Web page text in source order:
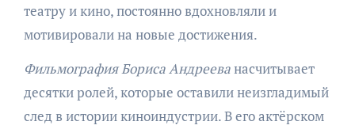
театру и кино, постоянно вдохновляли и
мотивировали на новые достижения.
Фильмография Бориса Андрееванасчитывает
десятки ролей, которые оставили неизгладимый
след в истории киноиндустрии. В его актёрском